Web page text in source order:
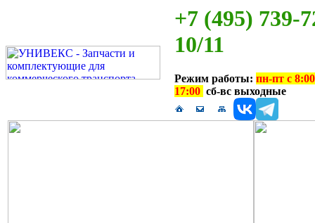
+7 (495) 739-
10/11
Режим работы: пн-пт с
17:00 сб-вс выходные